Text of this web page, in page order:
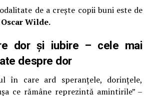
de a crește copii buni este de
Oscar Wilde.
dor și iubire – cele mai
despre dor
în care ard speranțele, dorințele,
ce rămâne reprezintă amintirile” –